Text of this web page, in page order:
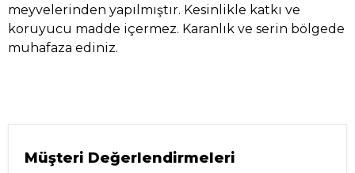
meyvelerinden yapılmıştır. Kesinlikle katkı ve
koruyucu madde içermez. Karanlık ve serin bölgede
muhafaza ediniz.
Müşteri Değerlendirmeleri